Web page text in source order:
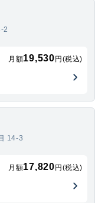
2
月額19,530 円(税込)
14-3
月額17,820 円(税込)